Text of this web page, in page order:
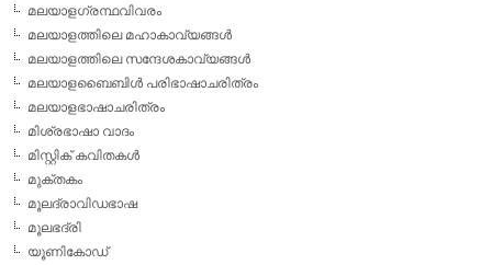
മലയാളഗ്രന്ഥവിവരം
മലയാളത്തിലെ മഹാകാവ്യങ്ങള്‍
മലയാളത്തിലെ സന്ദേശകാവ്യങ്ങള്‍
മലയാളബൈബിള്‍ പരിഭാഷാചരിത്രം
മലയാളഭാഷാചരിത്രം
മിശ്രഭാഷാ വാദം
മിസ്റ്റിക് കവിതകള്‍
മുക്തകം
മൂലദ്രാവിഡഭാഷ
മൂലഭദ്രി
യൂണികോഡ്